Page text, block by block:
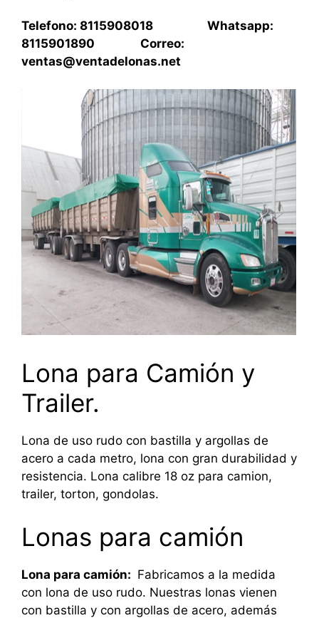
Telefono: 8115908018 Whatsapp:
8115901890 Correo:
ventas@ventadelonas.net
Lona para Camión y
Trailer.
Lona de uso rudo con bastilla y argollas de
acero a cada metro, lona con gran durabilidad y
resistencia. Lona calibre 18 oz para camion,
trailer, torton, gondolas.
Lonas para camión
Lona para camión: Fabricamos a la medida
con lona de uso rudo. Nuestras lonas vienen
con bastilla y con argollas de acero, además